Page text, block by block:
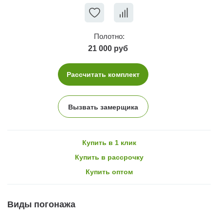
Полотно:
21 000 руб
Рассчитать комплект
Вызвать замерщика
Купить в 1 клик
Купить в рассрочку
Купить оптом
Виды погонажа